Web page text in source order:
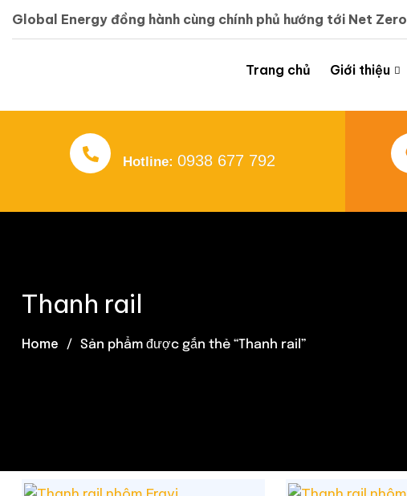
Global Energy đồng hành cùng chính phủ hướng tới Net
Trang chủ Giới thiệu
Hotline: 0938 677 792
Thanh rail
Home Sản phẩm được gắn thẻ “Thanh rail”